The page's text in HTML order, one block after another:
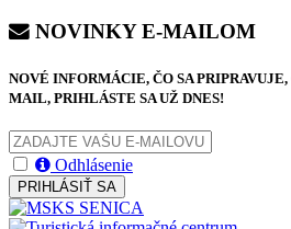
NOVINKY E-MAILOM
NOVÉ INFORMÁCIE, ČO SA
MAIL, PRIHLÁSTE SA UŽ DNES!
Odhlásenie
PRIHLÁSIŤ SA